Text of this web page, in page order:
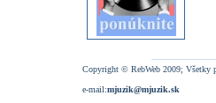
Copyright © RebWeb 2009; Všetky
e-mail:mjuzik@mjuzik.sk